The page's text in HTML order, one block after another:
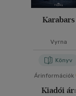
Karabars
Vyrna
Könyv
Árinformációk
Kiadói ár: